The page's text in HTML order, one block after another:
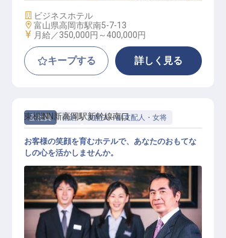
施設業態
ビジネスホテル
勤務地
富山県高岡市駅南5-7-13
給与
月給／350,000円～400,000円
キープする 詳しく見る
正社員 宿泊 支配人・副支配人・女将
東横INN新高岡駅新幹線南口
お客様の笑顔を育むホテルで、あなたのおもてな
しの心を活かしませんか。